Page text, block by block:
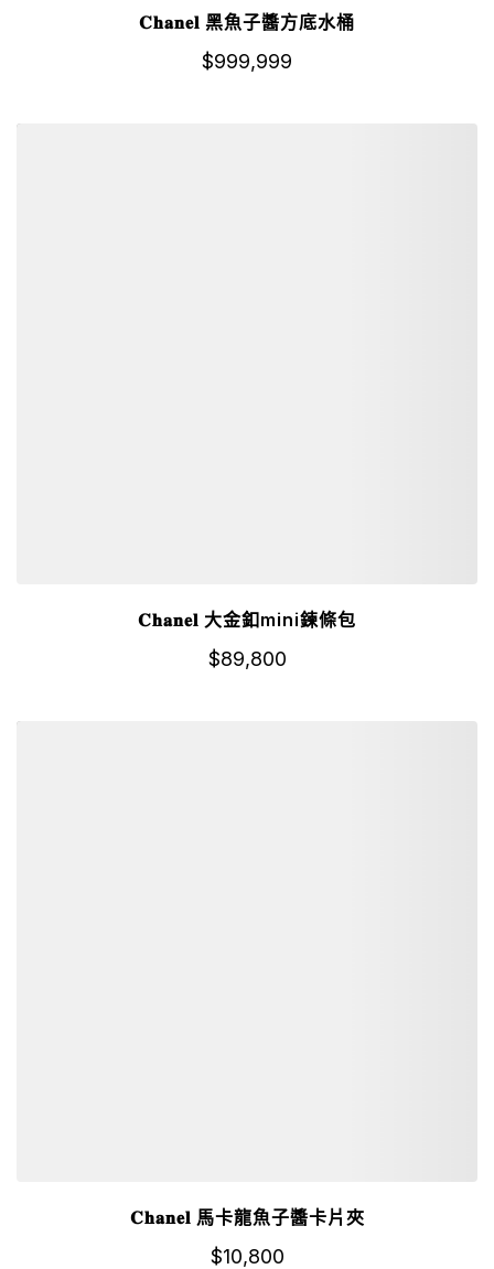
𝐂𝐡𝐚𝐧𝐞𝐥 黑魚子醬方底水桶
$999,999
𝐂𝐡𝐚𝐧𝐞𝐥 大金釦mini鍊條包
$89,800
𝐂𝐡𝐚𝐧𝐞𝐥 馬卡龍魚子醬卡片夾
$10,800